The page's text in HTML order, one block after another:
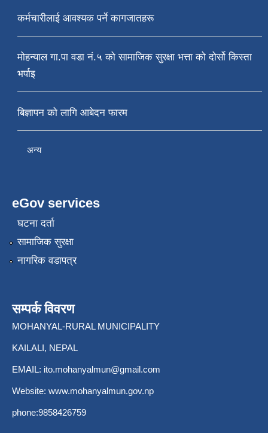
कर्मचारीलाई आवश्यक पर्ने कागजातहरू
मोहन्याल गा.पा वडा नं.५ को सामाजिक सुरक्षा भत्ता को दोर्सो किस्ता
भर्पाइ
बिज्ञापन को लागि आबेदन फारम
अन्य
eGov services
घटना दर्ता
सामाजिक सुरक्षा
नागरिक वडापत्र
सम्पर्क विवरण
MOHANYAL-RURAL MUNICIPALITY
KAILALI, NEPAL
EMAIL: ito.mohanyalmun@gmail.com
Website: www.mohanyalmun.gov.np
phone:9858426759